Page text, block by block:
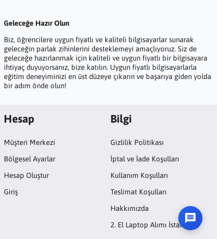
Geleceğe Hazır Olun
Biz, öğrencilere uygun fiyatlı ve kaliteli bilgisayarlar sunarak
geleceğin parlak zihinlerini desteklemeyi amaçlıyoruz. Siz de
geleceğe hazırlanmak için kaliteli ve uygun fiyatlı bir bilgisayara
ihtiyaç duyuyorsanız, bize katılın. Uygun fiyatlı bilgisayarlarla
eğitim deneyiminizi en üst düzeye çıkarın ve başarıya giden yolda
bir adım önde olun!
Hesap
Müşteri Merkezi
Bölgesel Ayarlar
Hesap Oluştur
Giriş
Bilgi
Gizlilik Politikası
İptal ve İade Koşulları
Kullanım Koşulları
Teslimat Koşulları
Hakkımızda
2. El Laptop Alımı İstanbul